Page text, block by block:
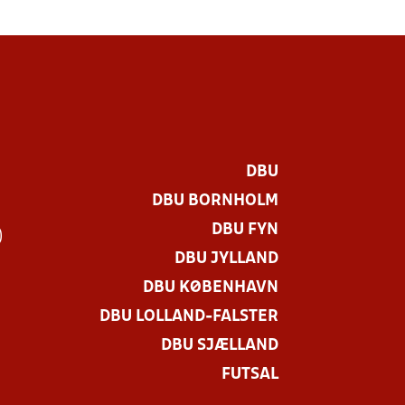
DBU
DBU BORNHOLM
DBU FYN
DBU JYLLAND
DBU KØBENHAVN
DBU LOLLAND-FALSTER
DBU SJÆLLAND
FUTSAL